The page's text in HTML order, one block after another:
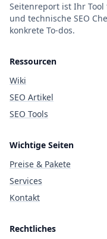
Seitenreport ist Ihr Tool
und technische SEO
konkrete To-dos.
Ressourcen
Wiki
SEO Artikel
SEO Tools
Wichtige Seiten
Preise & Pakete
Services
Kontakt
Rechtliches